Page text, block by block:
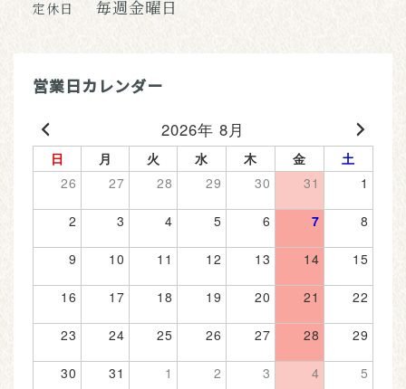
定休日 毎週金曜日
営業日カレンダー
2026年 8月
日 月 火 水 木 金
土
26
27 28 29 30 31 1
2 3 4 5 6 7 8
9 10 11 12 13 14 15
16 17 18 19 20 21 22
23 24 25 26 27 28 29
30 31 1 2 3 4 5